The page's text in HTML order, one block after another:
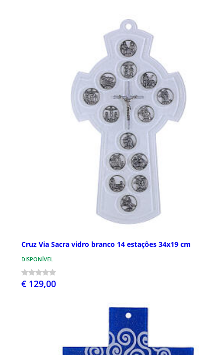
Cruz Via Sacra vidro branco 14 estações 34x19 cm
DISPONÍVEL
€ 129,00